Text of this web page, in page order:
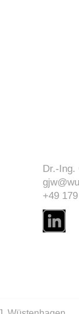
Dr.-Ing.
+49